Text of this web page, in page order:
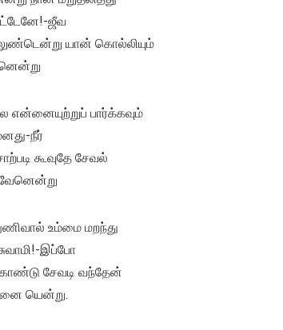
ஜீவ
யான் கொல்லியும்
பார்க்கவும்
நீர்
கூவுதே சேவல்
உம்மை மறந்து
இப்போ
சேவடி வந்தேன்
யென்று.